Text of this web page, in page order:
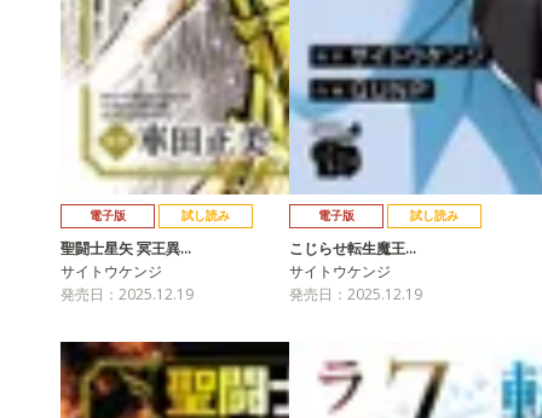
電子版 試し読み
聖闘士星矢 冥王異…
サイトウケンジ
発売日：2025.12.19
電子版 試し読み
こじらせ転生魔王…
サイトウケンジ
発売日：2025.12.19